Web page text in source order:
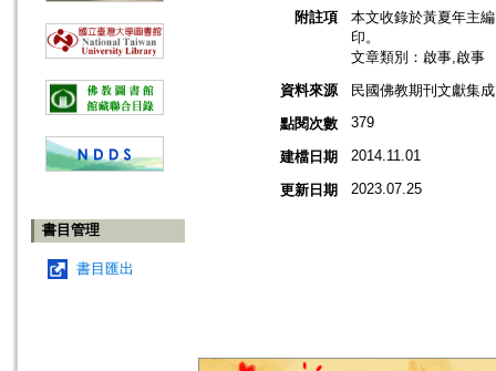
書目管理
書目匯出
附註項
本文收錄於黃夏年主
印。
文章類別：啟事,啟事
資料來源
民國佛教期刊文獻集
點閱次數
379
建檔日期 2014.11.01
更新日期 2023.07.25